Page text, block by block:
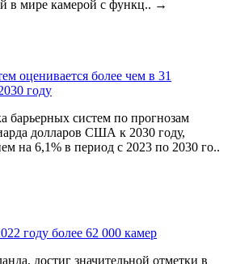
в мире камерой с функц.. →
оценивается более чем в 31
году
барьерных систем по прогнозам
долларов США к 2030 году,
на 6,1% в период с 2023 по 2030 го..
году более 62 000 камер
достиг значительной отметки в